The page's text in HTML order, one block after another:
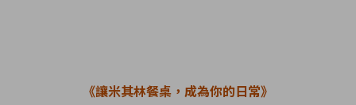
《讓米其林餐桌，成為你的日常》